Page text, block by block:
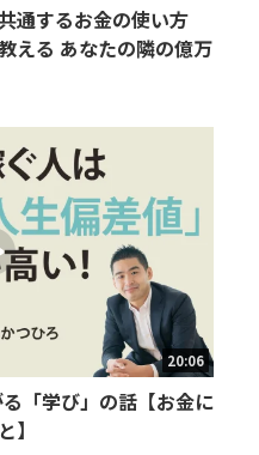
通するお金の使い方
える あなたの隣の億万
20:06
「学び」の話【お金に
】